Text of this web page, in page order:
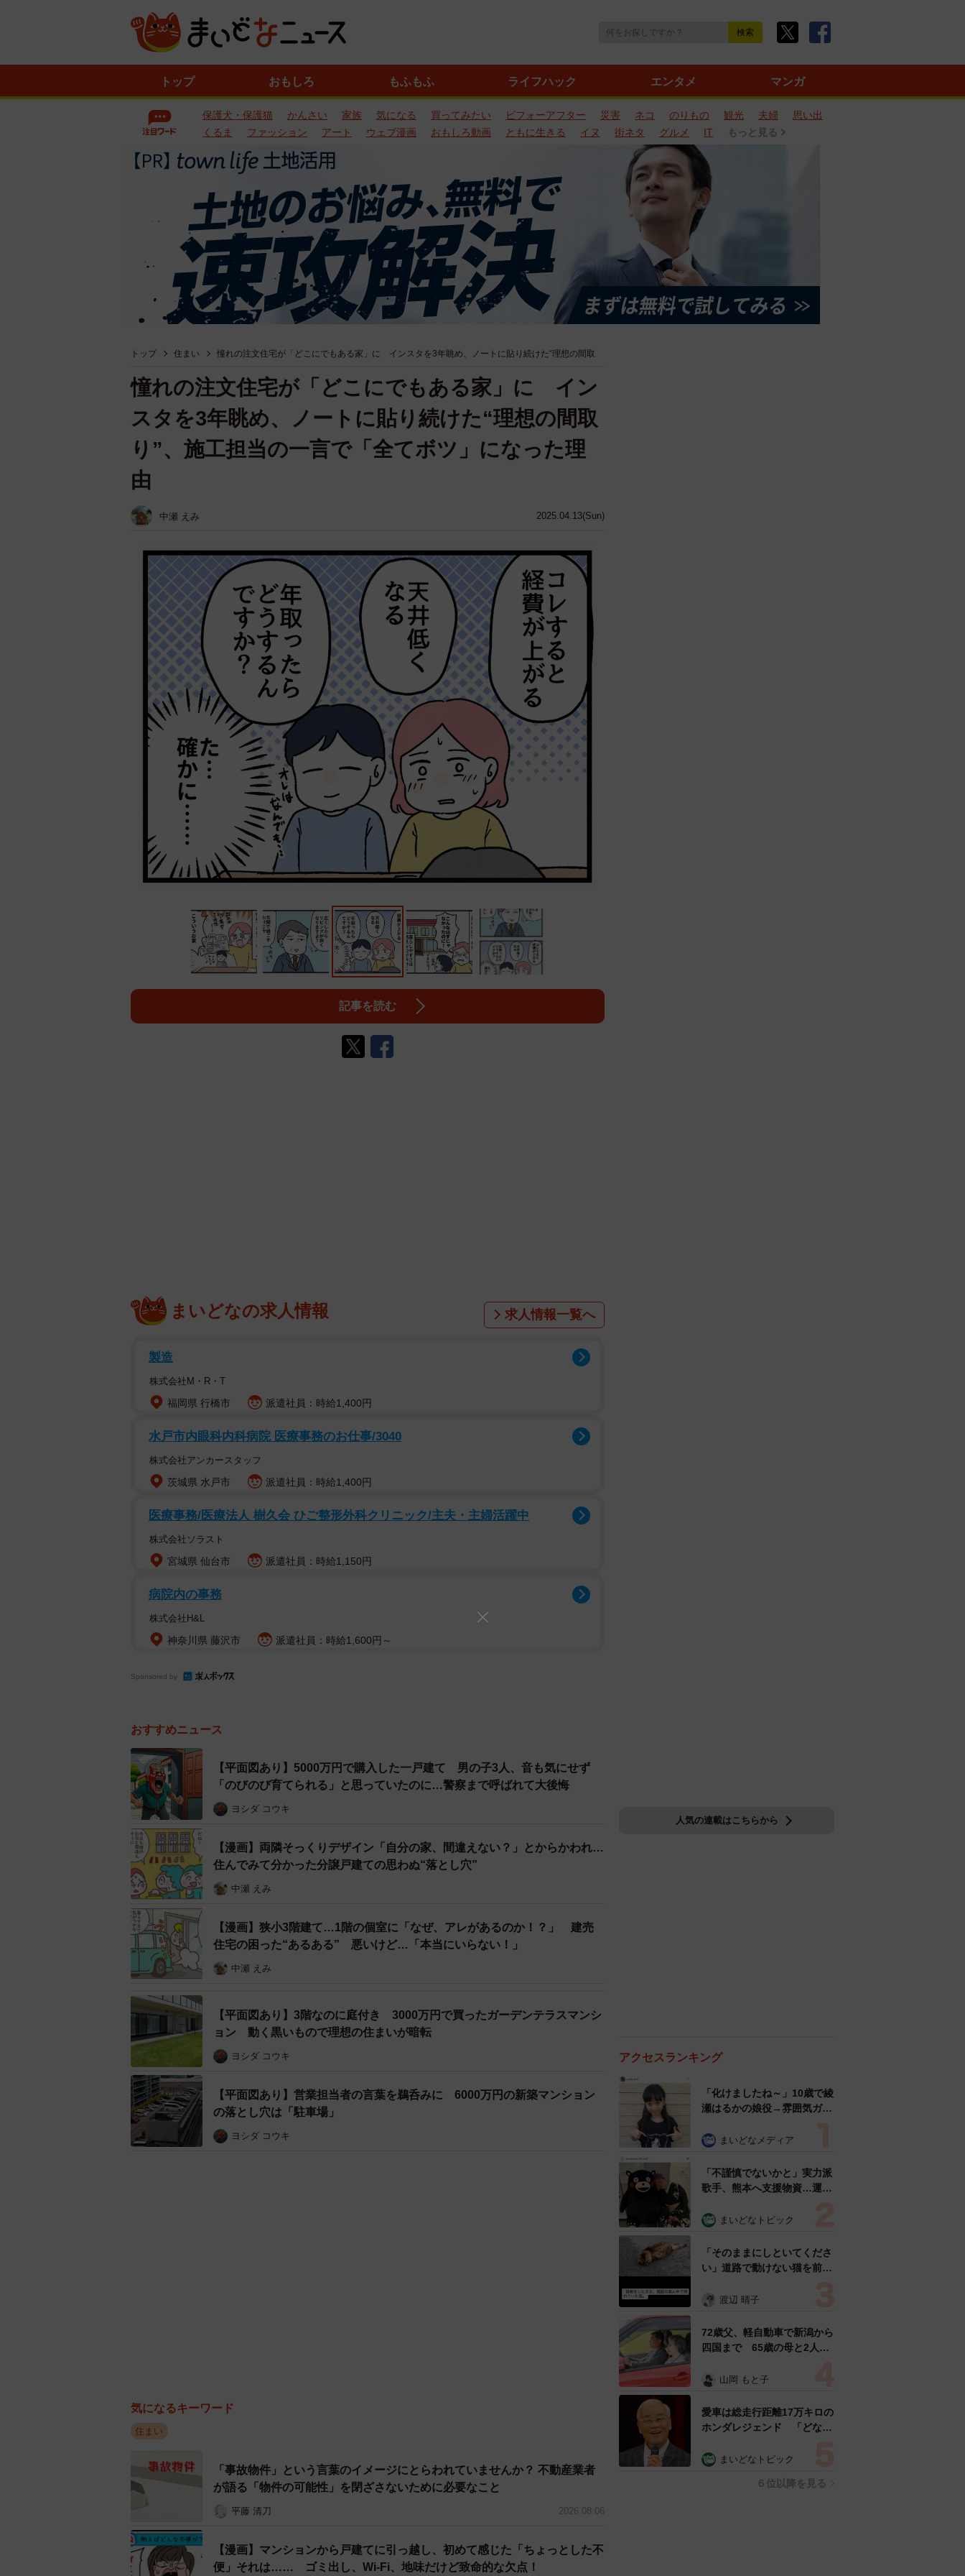
トップ おもしろ もふもふ ライフハック エンタメ マンガ
保護犬・保護猫 かんさい 家族 気になる 買ってみたい ビフォーアフター 災害 ネコ のりもの 観光 夫婦
思い出
くるま
ファッション アート ウェブ漫画 おもしろ動画 ともに生きる イヌ 街ネタ グルメ IT もっと見る
トップ 住まい 憧れの注文住宅が「どこにでもある家」に インスタを3年眺め、ノートに貼り続けた“理想の間取
2025.04.13(Sun)
憧れの注文住宅が「どこにでもある家」に イン
スタを3年眺め、ノートに貼り続けた“理想の間取
り”、施工担当の一言で「全てボツ」になった理
由
中瀬 えみ
記事を読む
まいどなの求人情報 求人情報一覧へ
製造
株式会社M・R・T
福岡県 行橋市 派遣社員：時給1,400円
水戸市内眼科内科病院 医療事務のお仕事/3040
株式会社アンカースタッフ
茨城県 水戸市 派遣社員：時給1,400円
医療事務/医療法人 樹久会 ひご整形外科クリニック/主夫・主婦活躍中
株式会社ソラスト
宮城県 仙台市 派遣社員：時給1,150円
病院内の事務
株式会社H&L
神奈川県 藤沢市 派遣社員：時給1,600円～
Sponsored by
おすすめニュース
【平面図あり】5000万円で購入した一戸建て 男の子3人、音も気にせず
「のびのび育てられる」と思っていたのに…警察まで呼ばれて大後悔
ヨシダ コウキ
【漫画】両隣そっくりデザイン「自分の家、間違えない？」とからかわれ…
住んでみて分かった分譲戸建ての思わぬ“落とし穴”
中瀬 えみ
【漫画】狭小3階建て…1階の個室に「なぜ、アレがあるのか！？」 建売
住宅の困った“あるある” 悪いけど…「本当にいらない！」
中瀬 えみ
【平面図あり】3階なのに庭付き 3000万円で買ったガーデンテラスマンシ
ョン 動く黒いもので理想の住まいが暗転
ヨシダ コウキ
【平面図あり】営業担当者の言葉を鵜呑みに 6000万円の新築マンション
の落とし穴は「駐車場」
ヨシダ コウキ
気になるキーワード
住まい
「事故物件」という言葉のイメージにとらわれていませんか？ 不動産業者
が語る「物件の可能性」を閉ざさないために必要なこと
平藤 清刀 2026.08.06
【漫画】マンションから戸建てに引っ越し、初めて感じた「ちょっとした不
便」それは…… ゴミ出し、Wi-Fi、地味だけど致命的な欠点！
人気の連載はこちらから
アクセスランキング
「化けましたね～」10歳で綾
瀬はるかの娘役→雰囲気ガラ
雰囲気が」「宝塚に入れそ
まいどなメディア
「不謹慎でないかと」実力派
歌手、熊本へ支援物資…運搬
めらい 「痛いほど伝わる」
まいどなトピック
「そのままにしといてくださ
い」道路で動けない猫を前に
ようとした4日間 「命の重
表の訴え
渡辺 晴子
72歳父、軽自動車で新潟から
四国まで 65歳の母と2人で
憩まで分刻み… 「大学生で
山岡 もと子
愛車は総走行距離17万キロの
ホンダレジェンド 「どなた
所漫才師が譲渡の意向
まいどなトピック
６位以降を見る